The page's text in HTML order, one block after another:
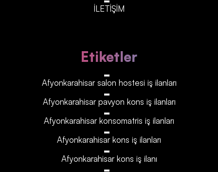
İLETİŞİM
Etiketler
Afyonkarahisar‎‎‎‎ salon hostesi iş ilanları
Afyonkarahisar‎‎‎‎ pavyon kons iş ilanları
Afyonkarahisar‎‎‎‎ konsomatris iş ilanları
Afyonkarahisar‎‎‎‎ kons iş ilanları
Afyonkarahisar‎‎‎‎ kons iş ilanı